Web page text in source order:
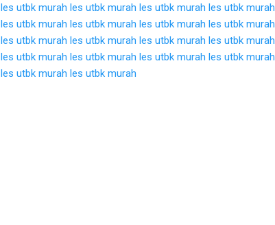
les utbk murah les utbk murah les utbk murah les utbk murah
les utbk murah les utbk murah les utbk murah les utbk murah
les utbk murah les utbk murah les utbk murah les utbk murah
les utbk murah les utbk murah les utbk murah les utbk murah
les utbk murah les utbk murah